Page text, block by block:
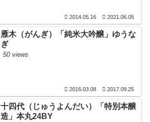
2014.05.16 2021.06.05
雁木（がんぎ）「純米大吟醸」ゆうな
ぎ
50 views
2016.03.08 2017.09.25
十四代（じゅうよんだい）「特別本醸
造」本丸24BY